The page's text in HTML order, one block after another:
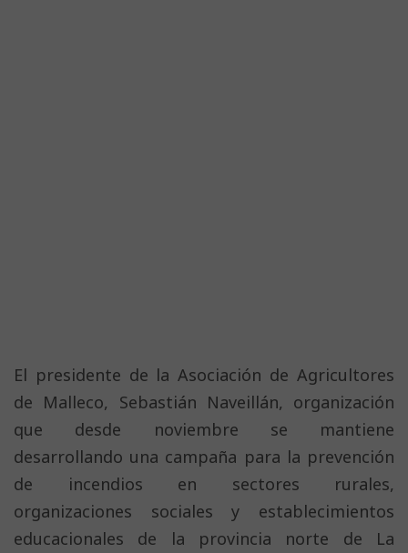
El presidente de la Asociación de Agricultores
de Malleco, Sebastián Naveillán, organización
que desde noviembre se mantiene
desarrollando una campaña para la prevención
de incendios en sectores rurales,
organizaciones sociales y establecimientos
educacionales de la provincia norte de La